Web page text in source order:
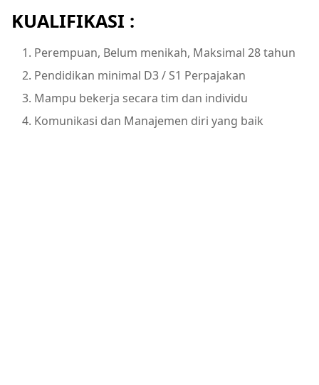
KUALIFIKASI :
Perempuan, Belum menikah, Maksimal 28 tahun
Pendidikan minimal D3 / S1 Perpajakan
Mampu bekerja secara tim dan individu
Komunikasi dan Manajemen diri yang baik